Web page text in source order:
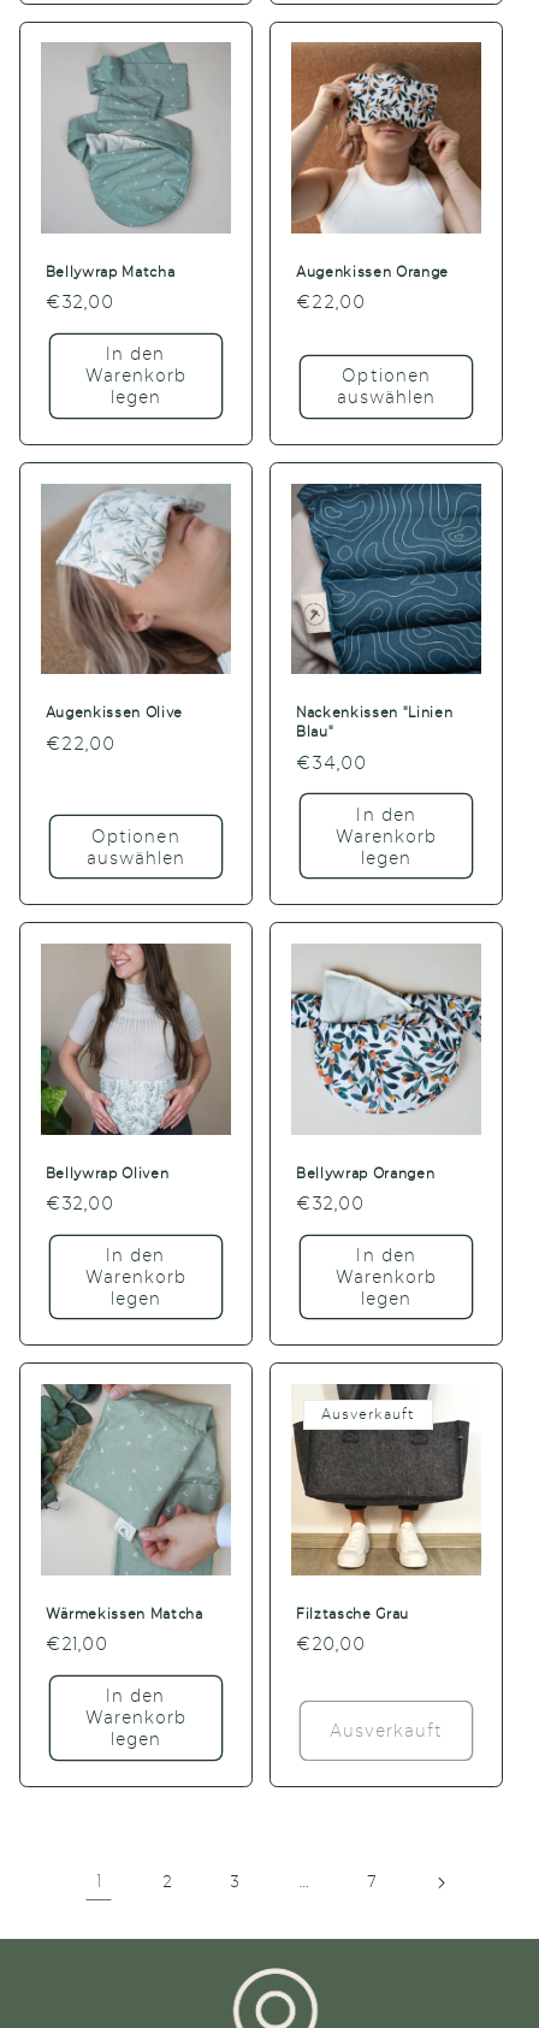
Bellywrap Matcha
Normaler
Preis
€32,00
In den
Warenkorb
legen
Augenkissen Orange
Normaler
€22,00
Optionen
auswählen
Augenkissen Olive
Normaler
€22,00
Optionen
auswählen
Nackenkissen "Linien
Blau"
Normaler
Preis
€34,00
In den
Warenkorb
legen
Bellywrap Oliven
Normaler
Preis
€32,00
In den
Warenkorb
legen
Bellywrap Orangen
Normaler
Preis
€32,00
In den
Warenkorb
legen
Wärmekissen Matcha
Normaler
Preis
€21,00
In den
Warenkorb
legen
Ausverkauft
Filztasche Grau
Normaler
€20,00
Ausverkauft
1 2 3 … 7